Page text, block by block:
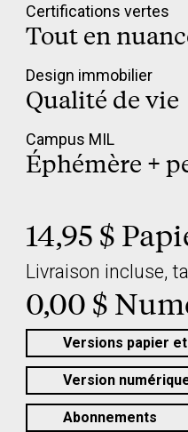
Certifications vertes
Tout en
Design immobilier
Qualité de vie
Campus MIL
Éphémère +
14,95 $
Livraison incluse,
0,00 $
Versions papier
Version
Abonnements